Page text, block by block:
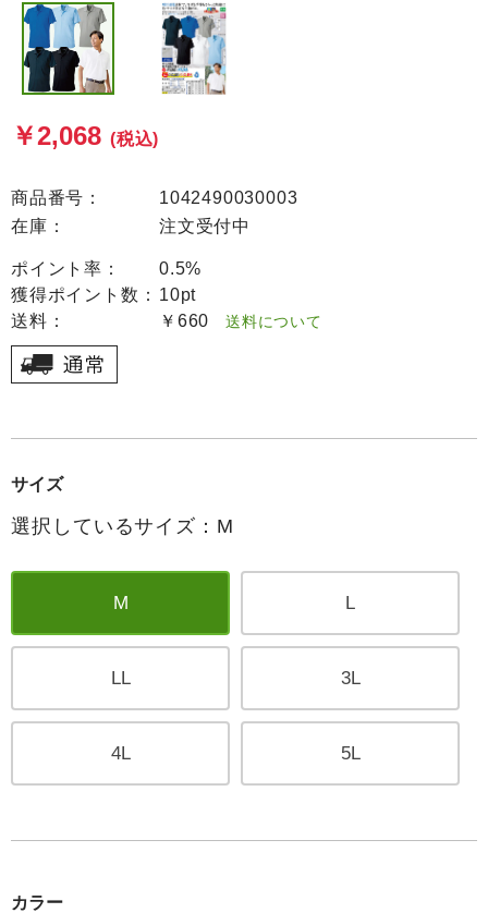
￥2,068 (税込)
商品番号：
1042490030003
在庫：
注文受付中
ポイント率：
0.5%
獲得ポイント数： 10pt
送料：
￥660 送料について
サイズ
選択しているサイズ：M
M L
LL 3L
4L 5L
カラー